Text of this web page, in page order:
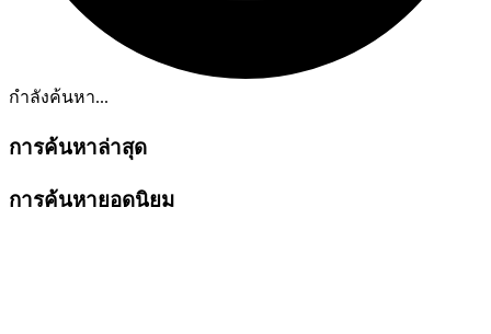
กำลังค้นหา...
การค้นหาล่าสุด
การค้นหายอดนิยม